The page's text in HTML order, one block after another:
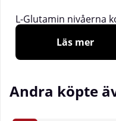
L-Glutamin nivåerna
dagen då stress och
väsentligt bryter ner
_______________
Doseringsstorlek:
6g
Doseringsförslag:
Läs mer
Andra köpte